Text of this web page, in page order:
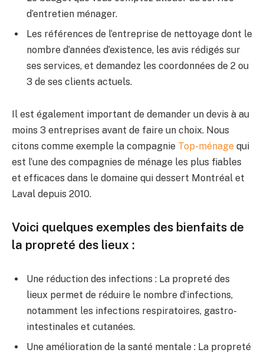
d’entretien ménager.
Les références de l’entreprise de nettoyage dont le
nombre d’années d’existence, les avis rédigés sur
ses services, et demandez les coordonnées de 2 ou
3 de ses clients actuels.
Il est également important de demander un devis à au
moins 3 entreprises avant de faire un choix. Nous
citons comme exemple la compagnie Top-ménage qui
est l’une des compagnies de ménage les plus fiables
et efficaces dans le domaine qui dessert Montréal et
Laval depuis 2010.
Voici quelques exemples des bienfaits de
la propreté des lieux :
Une réduction des infections : La propreté des
lieux permet de réduire le nombre d’infections,
notamment les infections respiratoires, gastro-
intestinales et cutanées.
Une amélioration de la santé mentale : La propreté